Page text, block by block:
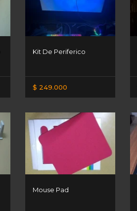
Kit De Periferico
$ 249.000
Mouse Pad